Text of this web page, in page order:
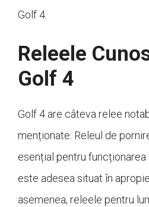
Golf 4.
Releele
Golf 4
Golf 4 are câteva relee
menționate. Releul de
esențial pentru
este adesea situat în
asemenea, releele pentru